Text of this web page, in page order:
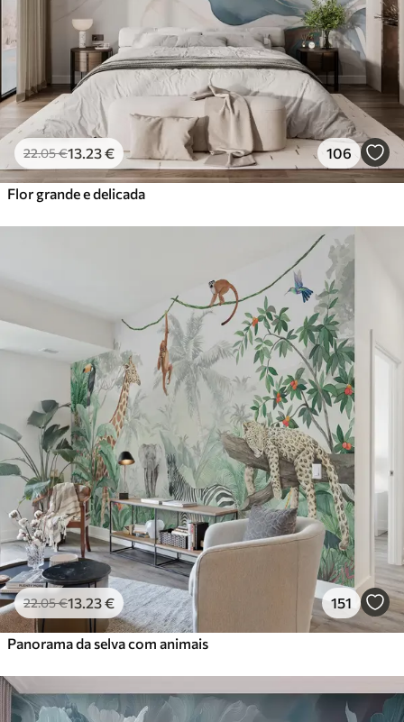
22.05€13.23€ 106
Flor grande e delicada
22.05€13.23€ 151
Panorama da selva com animais